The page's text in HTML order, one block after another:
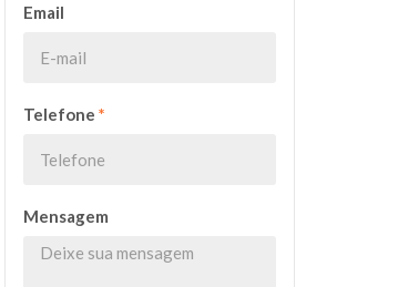
Email
Telefone *
Mensagem